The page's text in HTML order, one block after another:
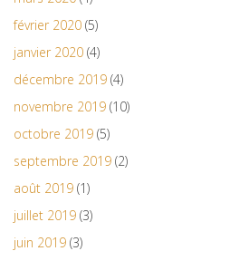
février 2020 (5)
janvier 2020 (4)
décembre 2019 (4)
novembre 2019 (10)
octobre 2019 (5)
septembre 2019 (2)
août 2019 (1)
juillet 2019 (3)
juin 2019 (3)